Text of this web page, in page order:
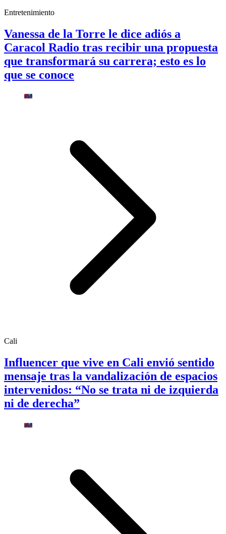
Entretenimiento
Vanessa de la Torre le dice adiós a
Caracol Radio tras recibir una propuesta
que transformará su carrera; esto es lo
que se conoce
Cali
Influencer que vive en Cali envió sentido
mensaje tras la vandalización de espacios
intervenidos: “No se trata ni de izquierda
ni de derecha”